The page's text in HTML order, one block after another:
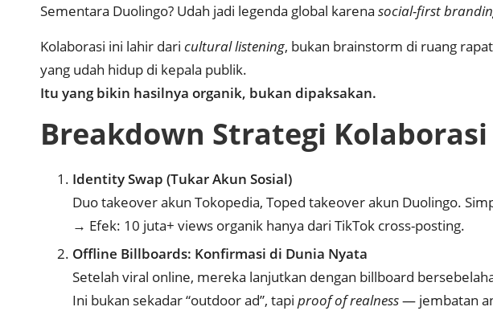
Sementara Duolingo? Udah jadi legenda global karena social-first
Kolaborasi ini lahir dari cultural listening, bukan brainstorm di ruang
yang udah hidup di kepala publik.
Itu yang bikin hasilnya organik, bukan dipaksakan.
Breakdown Strategi
Identity Swap (Tukar Akun Sosial)
Duo takeover akun Tokopedia, Toped takeover akun Duolingo.
→ Efek: 10 juta+ views organik hanya dari TikTok cross-posting.
Offline Billboards: Konfirmasi di Dunia Nyata
Setelah viral online, mereka lanjutkan dengan billboard
Ini bukan sekadar “outdoor ad”, tapi proof of realness— jembatan